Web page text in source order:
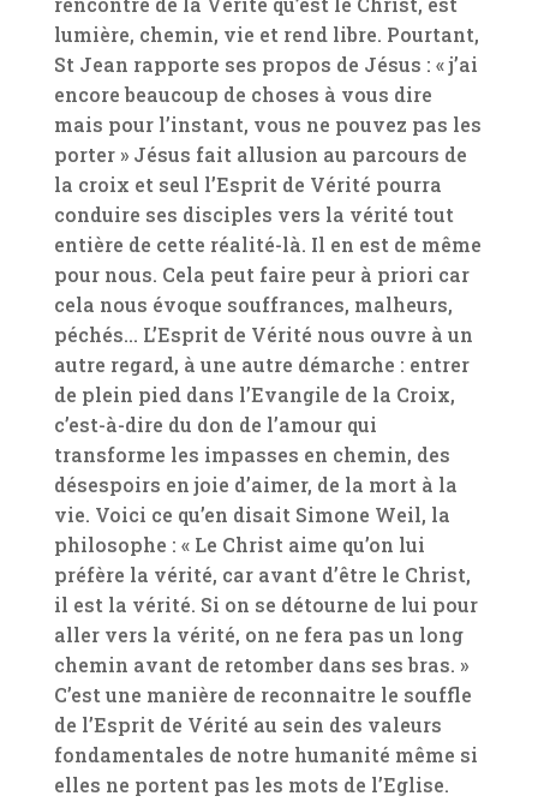
lumière, chemin, vie et rend libre. Pourtant,
St Jean rapporte ses propos de Jésus : « j’ai
encore beaucoup de choses à vous dire
mais pour l’instant, vous ne pouvez pas les
porter » Jésus fait allusion au parcours de
la croix et seul l’Esprit de Vérité pourra
conduire ses disciples vers la vérité tout
entière de cette réalité-là. Il en est de même
pour nous. Cela peut faire peur à priori car
cela nous évoque souffrances, malheurs,
péchés… L’Esprit de Vérité nous ouvre à un
autre regard, à une autre démarche : entrer
de plein pied dans l’Evangile de la Croix,
c’est-à-dire du don de l’amour qui
transforme les impasses en chemin, des
désespoirs en joie d’aimer, de la mort à la
vie. Voici ce qu’en disait Simone Weil, la
philosophe : « Le Christ aime qu’on lui
préfère la vérité, car avant d’être le Christ,
il est la vérité. Si on se détourne de lui pour
aller vers la vérité, on ne fera pas un long
chemin avant de retomber dans ses bras. »
C’est une manière de reconnaitre le souffle
de l’Esprit de Vérité au sein des valeurs
fondamentales de notre humanité même si
elles ne portent pas les mots de l’Eglise.